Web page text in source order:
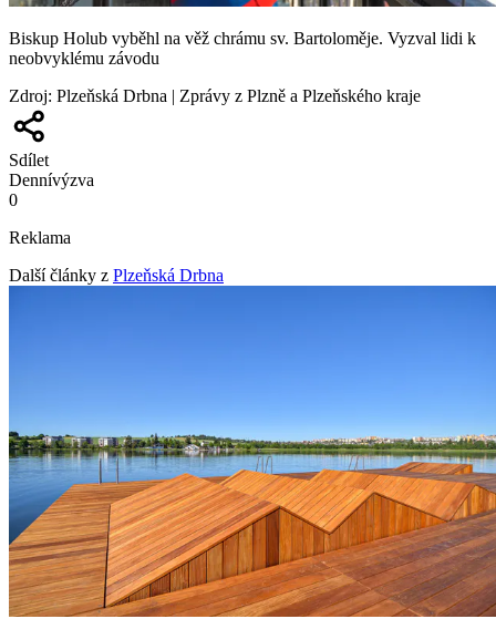
Biskup Holub vyběhl na věž chrámu sv. Bartoloměje. Vyzval lidi k
neobvyklému závodu
Zdroj: Plzeňská Drbna | Zprávy z Plzně a Plzeňského kraje
Sdílet
Dennívýzva
0
Reklama
Další články z Plzeňská Drbna